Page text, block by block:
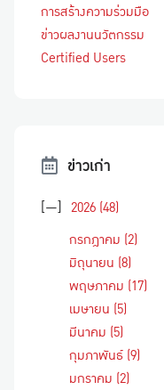
การสร้างความร่วมมือ
ข่าวผลงานนวัตกรรม
Certified Users
ข่าวเก่า
[—] 2026 (48)
กรกฎาคม (2)
มิถุนายน (8)
พฤษภาคม (17)
เมษายน (5)
มีนาคม (5)
กุมภาพันธ์ (9)
มกราคม (2)